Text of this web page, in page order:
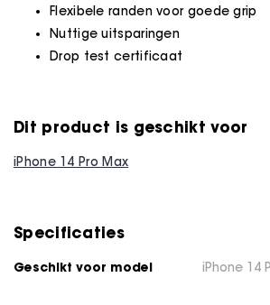
Flexibele randen voor goede grip
Nuttige uitsparingen
Drop test certificaat
Dit product is geschikt voor
iPhone 14 Pro Max
Specificaties
Geschikt voor model iPhone 14